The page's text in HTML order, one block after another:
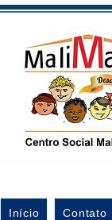
Início Contato